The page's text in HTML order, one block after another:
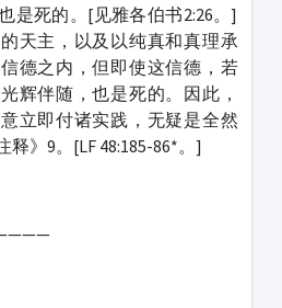
是死的。[见雅各伯书2:26。]
天主，以及以纯真和真理承
德之内，但即使这信德，若
辉伴随，也是死的。因此，
立即付诸实践，无疑是全然
》9。[LF 48:185-86*。]